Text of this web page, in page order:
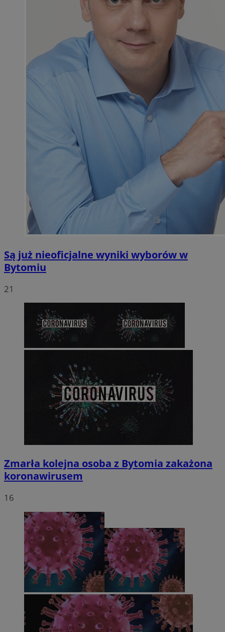
Są już nieoficjalne wyniki wyborów w
Bytomiu
21
Zmarła kolejna osoba z Bytomia zakażona
koronawirusem
16